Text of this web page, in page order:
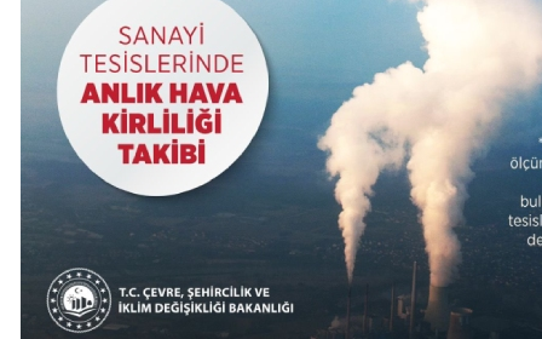
Haberi Oku
Haberi Oku